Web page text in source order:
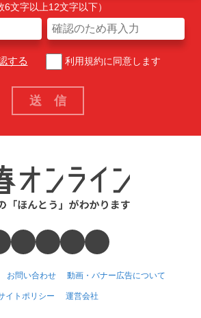
文字以上12文字以下）
する 利用規約に同意します
お問い合わせ 動画・バナー広告について
イトポリシー 運営会社